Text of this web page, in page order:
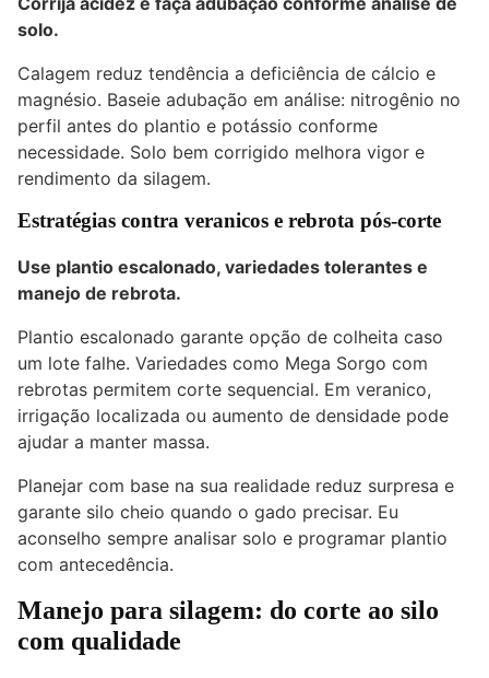
solo.
Calagem reduz tendência a deficiência de cálcio e
magnésio. Baseie adubação em análise: nitrogênio no
perfil antes do plantio e potássio conforme
necessidade. Solo bem corrigido melhora vigor e
rendimento da silagem.
Estratégias contra veranicos e rebrota pós-corte
Use plantio escalonado, variedades tolerantes e
manejo de rebrota.
Plantio escalonado garante opção de colheita caso
um lote falhe. Variedades como Mega Sorgo com
rebrotas permitem corte sequencial. Em veranico,
irrigação localizada ou aumento de densidade pode
ajudar a manter massa.
Planejar com base na sua realidade reduz surpresa e
garante silo cheio quando o gado precisar. Eu
aconselho sempre analisar solo e programar plantio
com antecedência.
Manejo para silagem: do corte ao silo
com qualidade